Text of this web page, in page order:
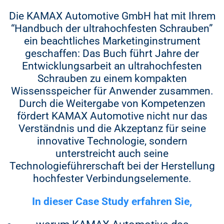
16.700 €
18.900 €
700 Exemplare
14.300 €
15.700 €
17.200 €
19.400 €
1.000 Exemplare
Die KAMAX Automotive GmbH hat mit Ihrem
“Handbuch der ultrahochfesten Schrauben”
ein beachtliches Marketinginstrument
geschaffen: Das Buch führt Jahre der
Entwicklungsarbeit an ultrahochfesten
Schrauben zu einem kompakten
Wissensspeicher für Anwender zusammen.
Durch die Weitergabe von Kompetenzen
fördert KAMAX Automotive nicht nur das
Verständnis und die Akzeptanz für seine
innovative Technologie, sondern
unterstreicht auch seine
Technologieführerschaft bei der Herstellung
hochfester Verbindungselemente.
In dieser Case Study erfahren Sie,